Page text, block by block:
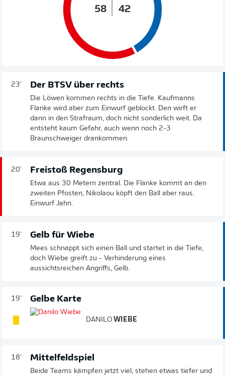
58 42
23' Der BTSV über rechts
Die Löwen kommen rechts in die Tiefe. Kaufmanns
Flanke wird aber zum Einwurf geblockt. Den wirft er
dann in den Strafraum, doch nicht sonderlich weit. Da
entsteht kaum Gefahr, auch wenn noch 2-3
Braunschweiger drankommen.
20' Freistoß Regensburg
Etwa aus 30 Metern zentral. Die Flanke kommt an den
zweiten Pfosten, Nikolaou köpft den Ball aber raus.
Einwurf Jahn.
19' Gelb für Wiebe
Mees schnappt sich einen Ball und startet in die Tiefe,
doch Wiebe greift zu - Verhinderung eines
aussichtsreichen Angriffs, Gelb.
19' Gelbe Karte
DANILO WIEBE
18' Mittelfeldspiel
Beide Teams kämpfen jetzt viel, stehen etwas tiefer und